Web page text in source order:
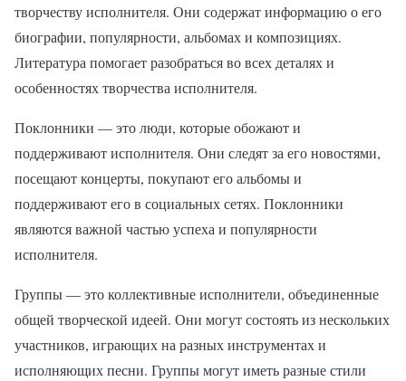
творчеству исполнителя. Они содержат информацию о его
биографии, популярности, альбомах и композициях.
Литература помогает разобраться во всех деталях и
особенностях творчества исполнителя.
Поклонники — это люди, которые обожают и
поддерживают исполнителя. Они следят за его новостями,
посещают концерты, покупают его альбомы и
поддерживают его в социальных сетях. Поклонники
являются важной частью успеха и популярности
исполнителя.
Группы — это коллективные исполнители, объединенные
общей творческой идеей. Они могут состоять из нескольких
участников, играющих на разных инструментах и
исполняющих песни. Группы могут иметь разные стили